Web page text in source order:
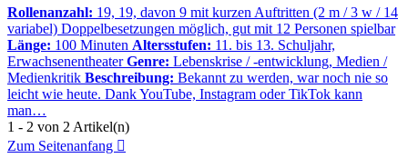
Rollenanzahl: 19, 19, davon 9 mit kurzen Auftritten (2 m / 3 w / 14
variabel) Doppelbesetzungen möglich, gut mit 12 Personen spielbar
Länge: 100 Minuten Altersstufen: 11. bis 13. Schuljahr,
Erwachsenentheater Genre: Lebenskrise / -entwicklung, Medien /
Medienkritik Beschreibung: Bekannt zu werden, war noch nie so
leicht wie heute. Dank YouTube, Instagram oder TikTok kann
man…
1 - 2 von 2 Artikel(n)
Zum Seitenanfang 